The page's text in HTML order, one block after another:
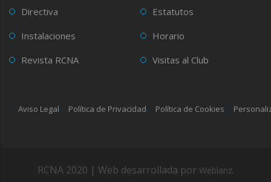
Directiva
Estatutos
Instalaciones
Horario
Revista RCNA
Visitas al Club
Aviso Legal Política de Privacidad Política de Cookies
RCNA 2020 | Web desarrollada por Weblanz.